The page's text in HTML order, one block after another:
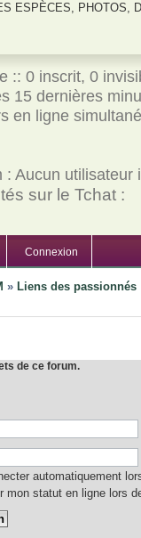
ESPÈCES, PHOTOS,
:: 0 inscrit, 0
15 dernières
en ligne
Aucun utilisateur
sur le Tchat :
Connexion
» Liens des passionnés
de ce forum.
automatiquement
mon statut en ligne lors